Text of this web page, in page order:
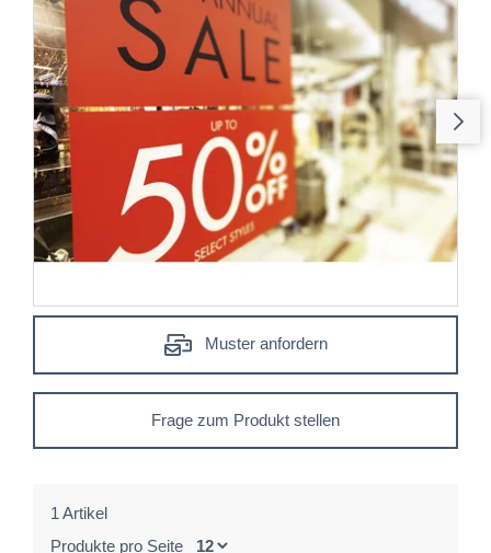
Muster anfordern
Frage zum Produkt stellen
1 Artikel
Produkte pro Seite